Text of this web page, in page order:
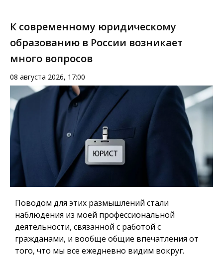
К современному юридическому
образованию в России возникает
много вопросов
08 августа 2026, 17:00
Поводом для этих размышлений стали
наблюдения из моей профессиональной
деятельности, связанной с работой с
гражданами, и вообще общие впечатления от
того, что мы все ежедневно видим вокруг.